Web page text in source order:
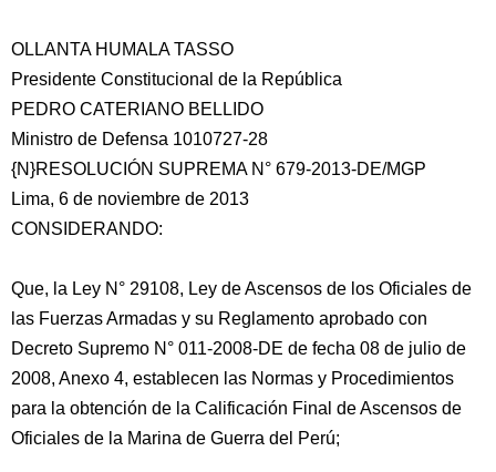
OLLANTA HUMALA TASSO
Presidente Constitucional de la República
PEDRO CATERIANO BELLIDO
Ministro de Defensa 1010727-28
{N}RESOLUCIÓN SUPREMA N° 679-2013-DE/MGP
Lima, 6 de noviembre de 2013
CONSIDERANDO:
Que, la Ley N° 29108, Ley de Ascensos de los Oficiales de
las Fuerzas Armadas y su Reglamento aprobado con
Decreto Supremo N° 011-2008-DE de fecha 08 de julio de
2008, Anexo 4, establecen las Normas y Procedimientos
para la obtención de la Calificación Final de Ascensos de
Oficiales de la Marina de Guerra del Perú;